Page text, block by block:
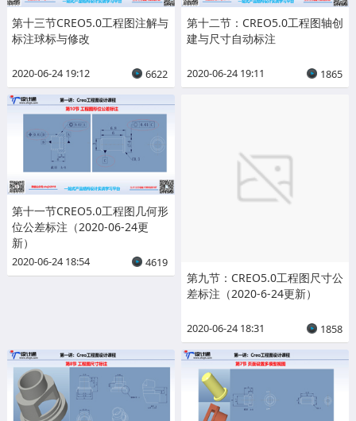
第十三节CREO5.0工程图注解与
标注球标与修改
6622
2020-06-24 19:12
第十二节：CREO5.0工程图轴创
建与尺寸自动标注
1865
2020-06-24 19:11
第十一节CREO5.0工程图几何形
位公差标注（2020-06-24更
新）
4619
2020-06-24 18:54
第九节：CREO5.0工程图尺寸公
差标注（2020-6-24更新）
1858
2020-06-24 18:31